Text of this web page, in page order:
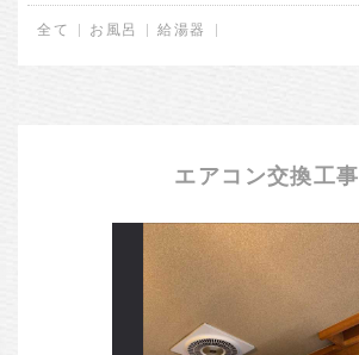
全て お風呂 給湯器
エアコン交換工事